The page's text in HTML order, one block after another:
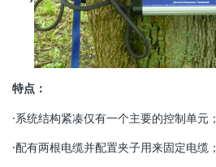
特点：
·系统结构紧凑仅有一个主要的控制单元；
·配有两根电缆并配置夹子用来固定电缆；